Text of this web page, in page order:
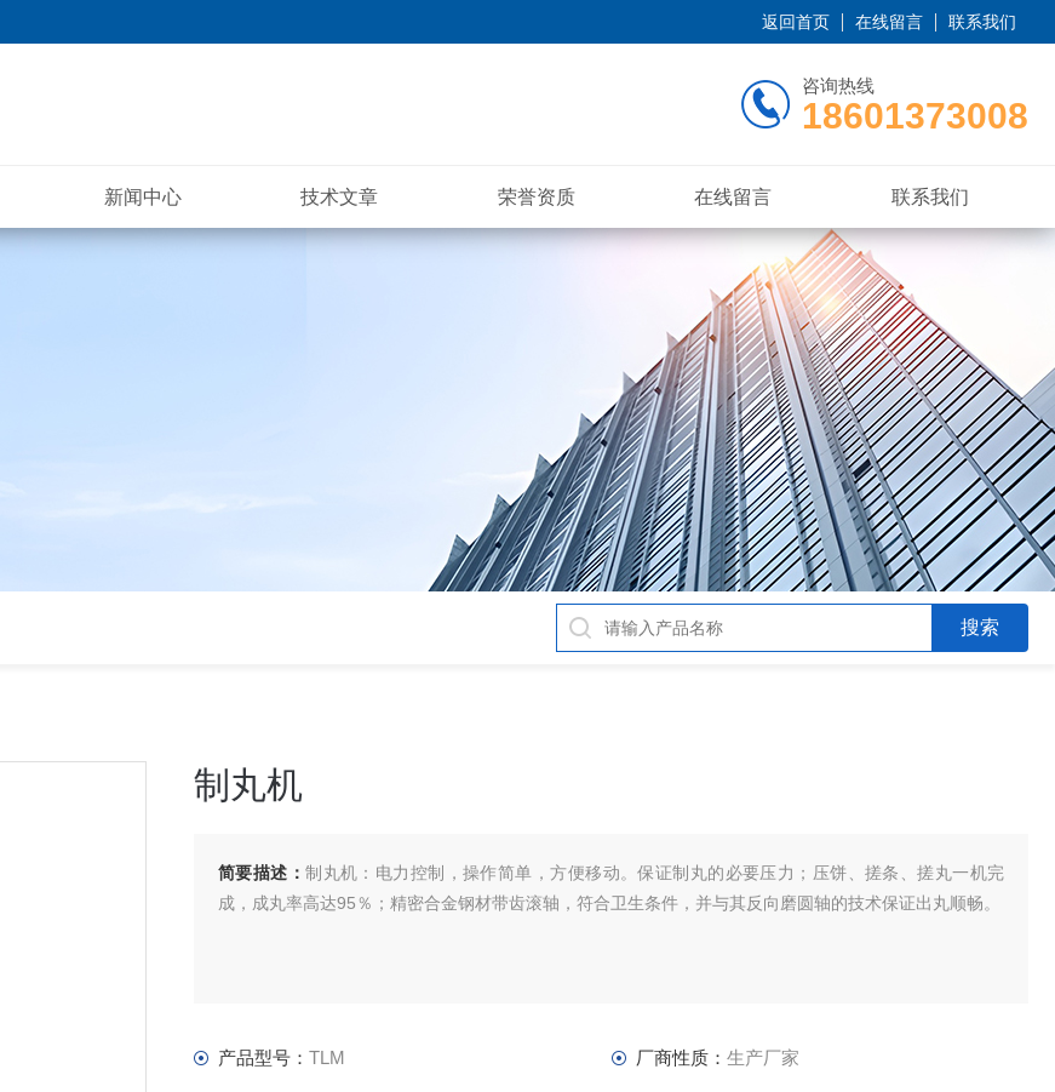
返回首页 在线留言 联系我们
咨询热线
18601373008
新闻中心 技术文章 荣誉资质 在线留言 联系我们
制丸机
简要描述：制丸机：电力控制，操作简单，方便移动。保证制丸的必要压力；压饼、搓条、搓丸一机完
成，成丸率高达95％；精密合金钢材带齿滚轴，符合卫生条件，并与其反向磨圆轴的技术保证出丸顺畅。
产品型号： TLM 厂商性质： 生产厂家